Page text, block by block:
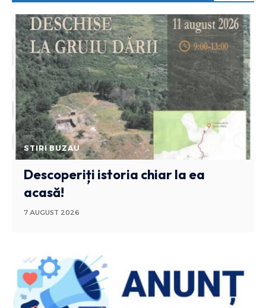
STIRI BUZAU
Descoperiți istoria chiar la ea
acasă!
7 AUGUST 2026